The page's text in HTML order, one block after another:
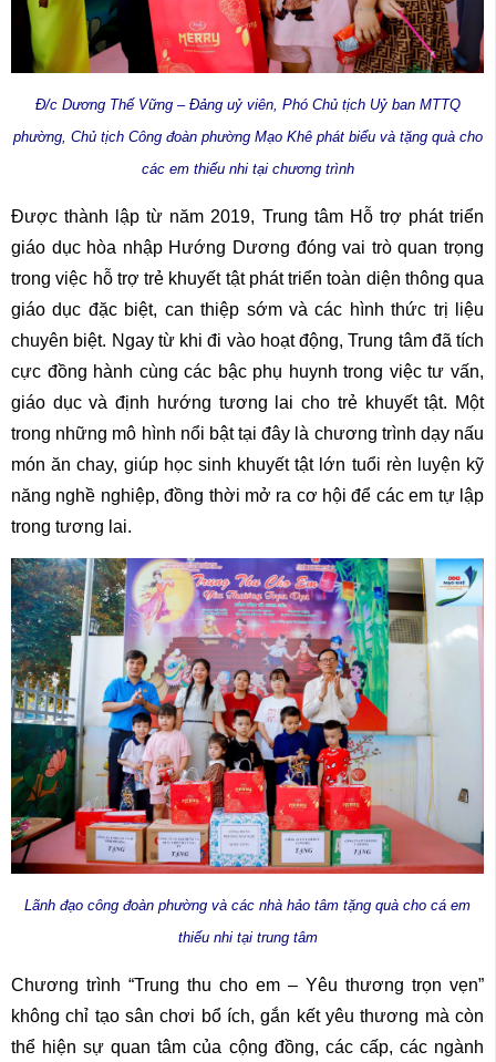
Đ/c Dương Thế Vững – Đảng uỷ viên, Phó Chủ tịch Uỷ ban MTTQ
phường, Chủ tịch Công đoàn phường Mạo Khê phát biểu và tặng quà cho
các em thiếu nhi tại chương trình
Được thành lập từ năm 2019, Trung tâm Hỗ trợ phát triển
giáo dục hòa nhập Hướng Dương đóng vai trò quan trọng
trong việc hỗ trợ trẻ khuyết tật phát triển toàn diện thông qua
giáo dục đặc biệt, can thiệp sớm và các hình thức trị liệu
chuyên biệt. Ngay từ khi đi vào hoạt động, Trung tâm đã tích
cực đồng hành cùng các bậc phụ huynh trong việc tư vấn,
giáo dục và định hướng tương lai cho trẻ khuyết tật. Một
trong những mô hình nổi bật tại đây là chương trình dạy nấu
món ăn chay, giúp học sinh khuyết tật lớn tuổi rèn luyện kỹ
năng nghề nghiệp, đồng thời mở ra cơ hội để các em tự lập
trong tương lai.
Lãnh đạo công đoàn phường và các nhà hảo tâm tặng quà cho cá em
thiếu nhi tại trung tâm
Chương trình “Trung thu cho em – Yêu thương trọn vẹn”
không chỉ tạo sân chơi bổ ích, gắn kết yêu thương mà còn
thể hiện sự quan tâm của cộng đồng, các cấp, các ngành